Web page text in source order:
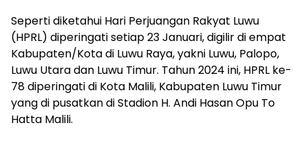
Seperti diketahui Hari Perjuangan Rakyat Luwu
(HPRL) diperingati setiap 23 Januari, digilir di empat
Kabupaten/Kota di Luwu Raya, yakni Luwu, Palopo,
Luwu Utara dan Luwu Timur. Tahun 2024 ini, HPRL ke-
78 diperingati di Kota Malili, Kabupaten Luwu Timur
yang di pusatkan di Stadion H. Andi Hasan Opu To
Hatta Malili.